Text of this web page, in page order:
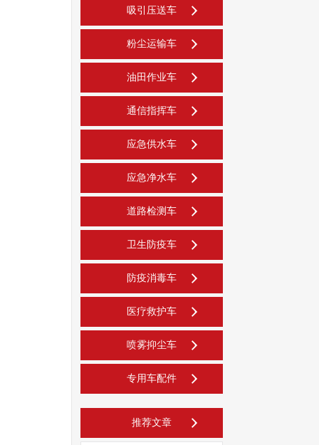
吸引压送车
粉尘运输车
油田作业车
通信指挥车
应急供水车
应急净水车
道路检测车
卫生防疫车
防疫消毒车
医疗救护车
喷雾抑尘车
专用车配件
推荐文章